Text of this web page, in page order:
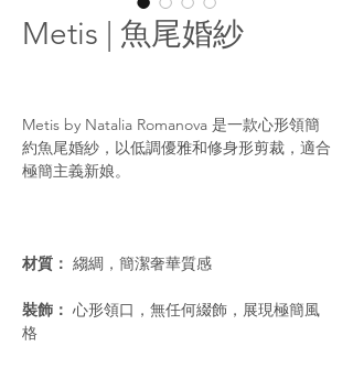
Metis | 魚尾婚紗
Metis by Natalia Romanova 是一款心形領簡
約魚尾婚紗，以低調優雅和修身形剪裁，適合
極簡主義新娘。
材質： 縐綢，簡潔奢華質感
裝飾： 心形領口，無任何綴飾，展現極簡風
格